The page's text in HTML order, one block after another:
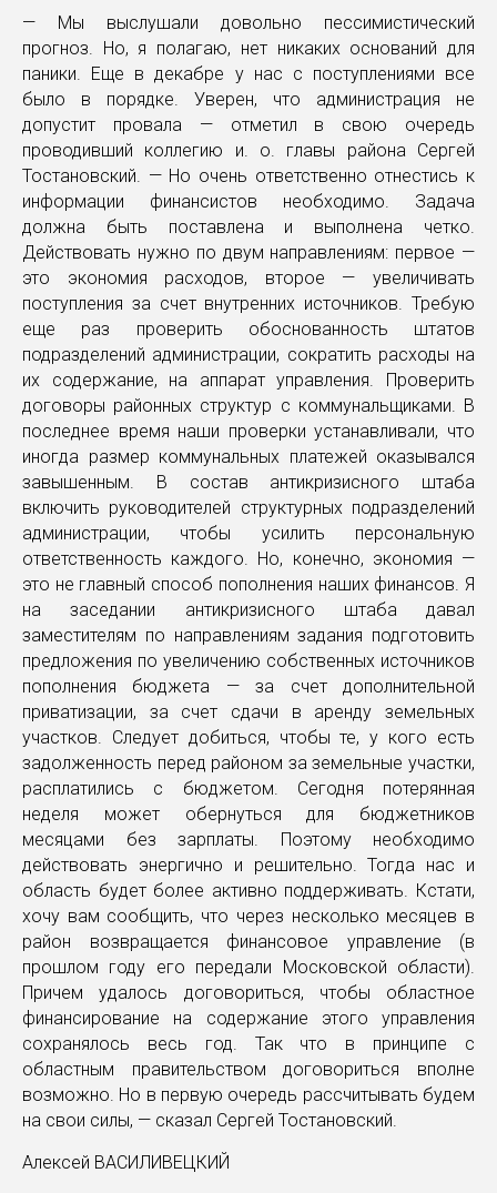
— Мы выслушали довольно пессимистический
прогноз. Но, я полагаю, нет никаких оснований для
паники. Еще в декабре у нас с поступлениями все
было в порядке. Уверен, что администрация не
допустит провала — отметил в свою очередь
проводивший коллегию и. о. главы района Сергей
Тостановский. — Но очень ответственно отнестись к
информации финансистов необходимо. Задача
должна быть поставлена и выполнена четко.
Действовать нужно по двум направлениям: первое —
это экономия расходов, второе — увеличивать
поступления за счет внутренних источников. Требую
еще раз проверить обоснованность штатов
подразделений администрации, сократить расходы на
их содержание, на аппарат управления. Проверить
договоры районных структур с коммунальщиками. В
последнее время наши проверки устанавливали, что
иногда размер коммунальных платежей оказывался
завышенным. В состав антикризисного штаба
включить руководителей структурных подразделений
администрации, чтобы усилить персональную
ответственность каждого. Но, конечно, экономия —
это не главный способ пополнения наших финансов. Я
на заседании антикризисного штаба давал
заместителям по направлениям задания подготовить
предложения по увеличению собственных источников
пополнения бюджета — за счет дополнительной
приватизации, за счет сдачи в аренду земельных
участков. Следует добиться, чтобы те, у кого есть
задолженность перед районом за земельные участки,
расплатились с бюджетом. Сегодня потерянная
неделя может обернуться для бюджетников
месяцами без зарплаты. Поэтому необходимо
действовать энергично и решительно. Тогда нас и
область будет более активно поддерживать. Кстати,
хочу вам сообщить, что через несколько месяцев в
район возвращается финансовое управление (в
прошлом году его передали Московской области).
Причем удалось договориться, чтобы областное
финансирование на содержание этого управления
сохранялось весь год. Так что в принципе с
областным правительством договориться вполне
возможно. Но в первую очередь рассчитывать будем
на свои силы, — сказал Сергей Тостановский.
Алексей ВАСИЛИВЕЦКИЙ